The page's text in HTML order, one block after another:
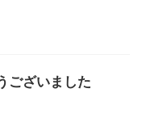
ございました